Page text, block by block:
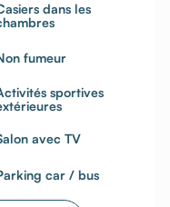
dans les
fumeur
sportives
avec TV
car / bus